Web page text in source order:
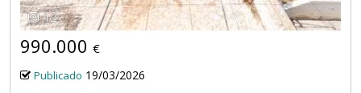
12
990.000 €
Publicado 19/03/2026